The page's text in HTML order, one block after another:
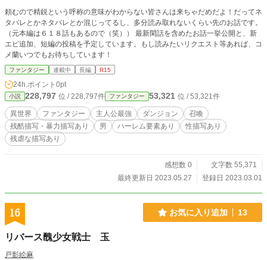
頼むので精鋭という呼称の意味がわからない皆さんは来ちゃだめだよ！だってネ
タバレとかネタバレとか混じってるし、多分読み取れないくらい先のお話です。
（元本編は６１８話もあるので（笑）） 最新閑話を含めたお話一挙公開と、新
エピ追加、短編の投稿を予定しています。もし読みたいリクエスト等あれば、コ
メ蘭いつでもお待ちしています！
ファンタジー 連載中 長編 R15
24h.ポイント 0pt
小説 228,797 位 / 228,797件 ファンタジー 53,321 位 / 53,321件
異世界 ファンタジー 主人公最強 ダンジョン
召喚
残酷描写・暴力描写あり
男 ハーレム要素あり
性描写あり
残虐な描写あり
感想数 0
文字数 55,371
最終更新日 2023.05.27
登録日 2023.03.01
16 お気に入り追加 13
リバース醜少女戦士 玉
戸影絵麻